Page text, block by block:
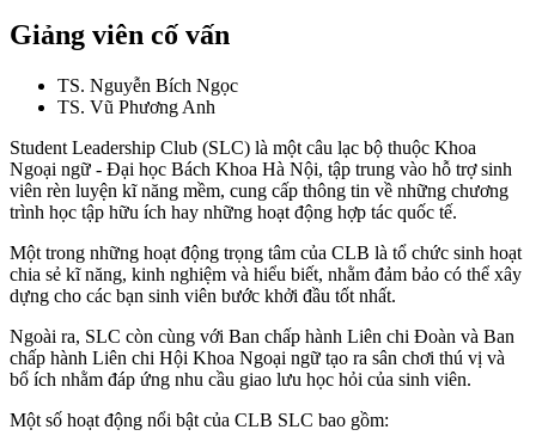
Giảng viên cố vấn
TS. Nguyễn Bích Ngọc
TS. Vũ Phương Anh
Student Leadership Club (SLC) là một câu lạc bộ thuộc Khoa
Ngoại ngữ - Đại học Bách Khoa Hà Nội, tập trung vào hỗ trợ sinh
viên rèn luyện kĩ năng mềm, cung cấp thông tin về những chương
trình học tập hữu ích hay những hoạt động hợp tác quốc tế.
Một trong những hoạt động trọng tâm của CLB là tổ chức sinh hoạt
chia sẻ kĩ năng, kinh nghiệm và hiểu biết, nhằm đảm bảo có thể xây
dựng cho các bạn sinh viên bước khởi đầu tốt nhất.
Ngoài ra, SLC còn cùng với Ban chấp hành Liên chi Đoàn và Ban
chấp hành Liên chi Hội Khoa Ngoại ngữ tạo ra sân chơi thú vị và
bổ ích nhằm đáp ứng nhu cầu giao lưu học hỏi của sinh viên.
Một số hoạt động nổi bật của CLB SLC bao gồm: